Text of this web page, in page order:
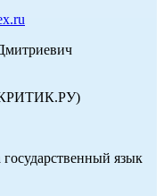
язык